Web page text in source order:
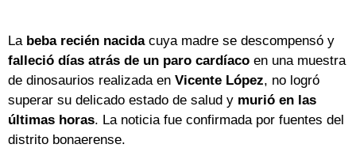
La beba recién nacidacuya madre se descompensó y
falleció días atrás de un paro cardíaco en una muestra
de dinosaurios realizada en Vicente López, no logró
superar su delicado estado de salud y murió en las
últimas horas. La noticia fue confirmada por fuentes del
distrito bonaerense.